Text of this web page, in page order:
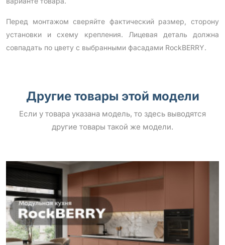
Перед монтажом сверяйте фактический размер, сторону
установки и схему крепления. Лицевая деталь должна
совпадать по цвету с выбранными фасадами RockBERRY.
Другие товары этой модели
Если у товара указана модель, то здесь выводятся
другие товары такой же модели.